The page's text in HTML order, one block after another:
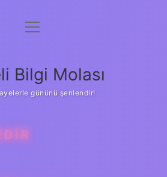
Anasayfa
Yasal Uyarı
menüyü
Bilgi Molası
gününü şenlendir!